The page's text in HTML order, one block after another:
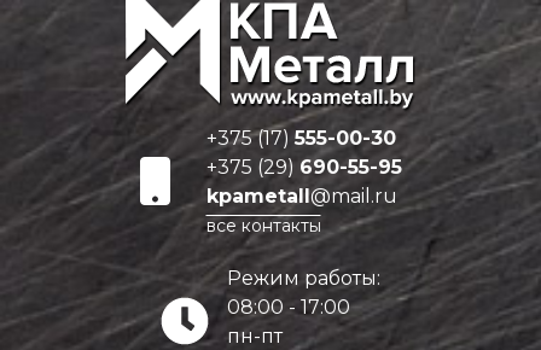
+375 (17)555-00-30
+375 (29) 690-55-95
kpametall@mail.ru
все контакты
Режим работы:
08:00 - 17:00
пн-пт